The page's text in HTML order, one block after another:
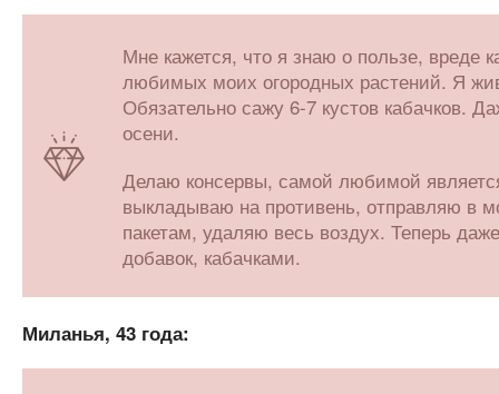
Мне кажется, что я знаю о пользе,
любимых моих огородных растений. Я
Обязательно сажу 6-7 кустов кабачков.
осени.
Делаю консервы, самой любимой
выкладываю на противень, отправляю в
пакетам, удаляю весь воздух. Теперь
добавок, кабачками.
Миланья, 43 года: